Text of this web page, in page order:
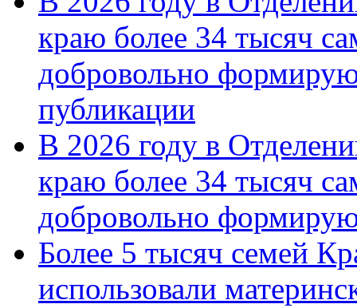
краю более 34 тысяч
добровольно
публикации
В 2026 году в
краю более 34 тысяч
добровольно
Более 5 тысяч семей
использовали